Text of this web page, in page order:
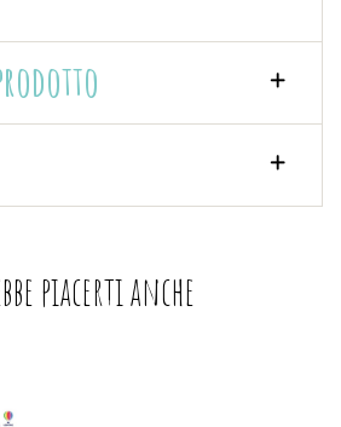
piacerti anche